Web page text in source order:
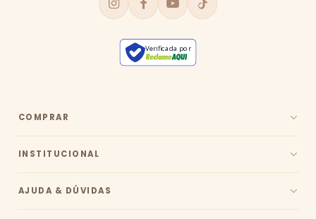
Verificada por
COMPRAR
INSTITUCIONAL
AJUDA & DÚVIDAS